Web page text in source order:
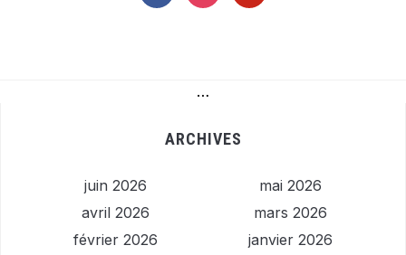
…
ARCHIVES
juin 2026
mai 2026
avril 2026
mars 2026
février 2026
janvier 2026